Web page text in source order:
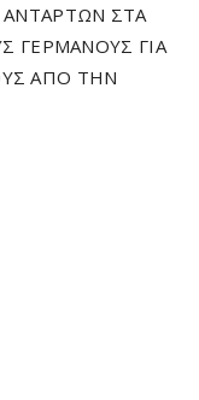
ΣΤΑ
ΓΕΡΜΑΝΟΥΣ ΓΙΑ
ΑΠΟ ΤΗΝ